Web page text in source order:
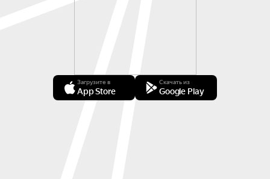
Загрузите в
App Store
Скачать из
Google Play